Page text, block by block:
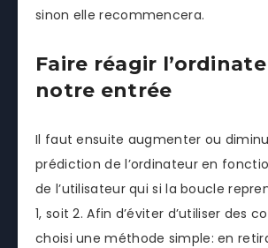
sinon elle recommencera.
Faire réagir
notre entrée
Il faut ensuite augmenter ou
prédiction de l’ordinateur en
de l’utilisateur qui si la boucle
1, soit 2. Afin d’éviter d’utiliser des
choisi une méthode simple: en